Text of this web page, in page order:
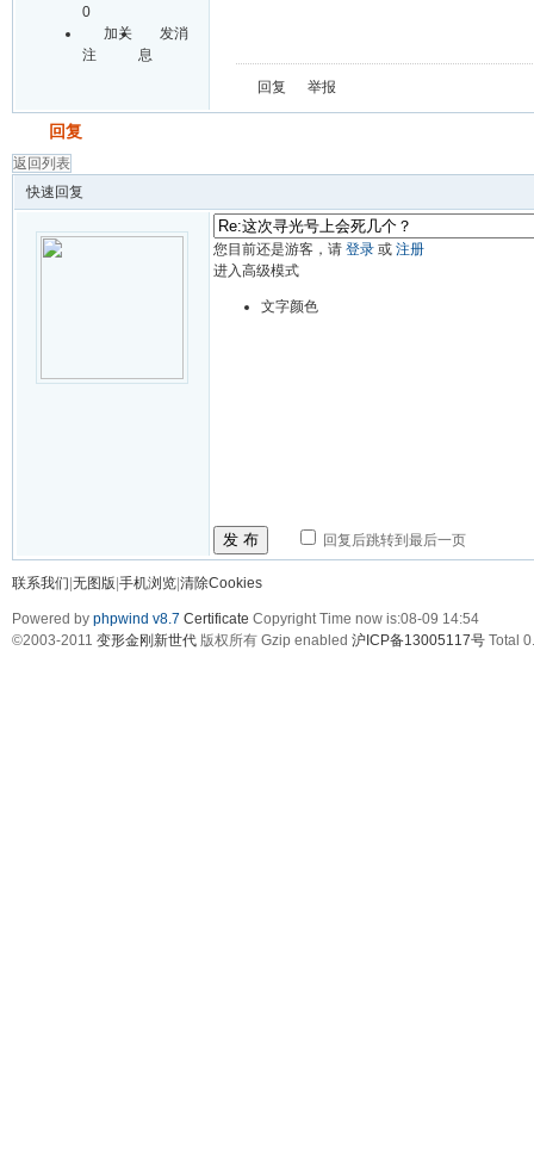
0
加关
注
发消
息
回复 举报
回复
返回列表
快速回复
您目前还是游客，请 登录 或 注册
进入高级模式
文字颜色
发 布 回复后跳转到最后一页
联系我们 无图版 手机浏览 清除Cookies
Powered by phpwind v8.7 Certificate Copyright Time now is:08-09 14:54
©2003-2011 变形金刚新世代 版权所有 Gzip enabled 沪ICP备13005117号 Total